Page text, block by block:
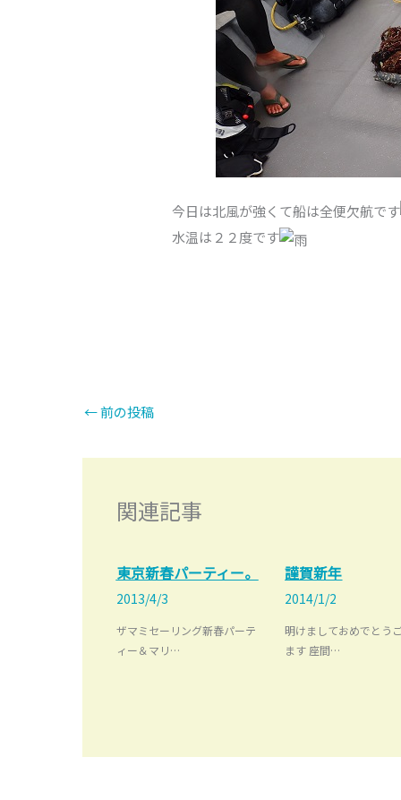
今日は北風が強くて船は全便欠航です
水温は２２度です
←前の投稿
関連記事
東京新春パーティー。
2013/4/3
ザマミセーリング新春パーテ
ィー＆マリ…
謹賀新年
2014/1/2
明けましておめでとう
ます 座間…